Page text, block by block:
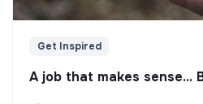
Get Inspired
A job that makes sense...